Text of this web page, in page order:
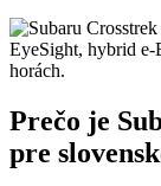
Prečo je
pre